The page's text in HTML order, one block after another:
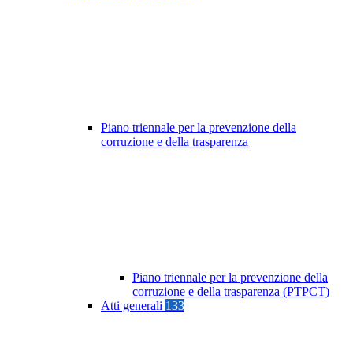
Piano triennale per la prevenzione della
corruzione e della trasparenza
Piano triennale per la prevenzione della
corruzione e della trasparenza (PTPCT)
Atti generali 133